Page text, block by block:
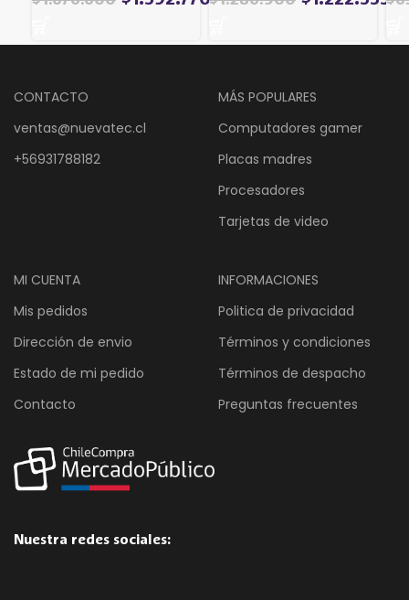
CONTACTO
ventas@nuevatec.cl
+56931788182
MÁS POPULARES
Computadores gamer
Placas madres
Procesadores
Tarjetas de video
MI CUENTA
Mis pedidos
Dirección de envio
Estado de mi pedido
Contacto
INFORMACIONES
Politica de privacidad
Términos y condiciones
Términos de despacho
Preguntas frecuentes
Nuestra redes sociales: